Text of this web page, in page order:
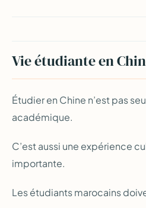
Vie étudiante en
Étudier en Chine n’est pas
académique.
C’est aussi une expérience
importante.
Les étudiants marocains